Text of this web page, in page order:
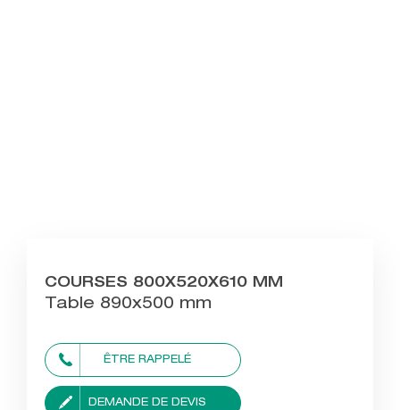
COURSES 800X520X610 MM
Table 890x500 mm
ÊTRE RAPPELÉ
DEMANDE DE DEVIS